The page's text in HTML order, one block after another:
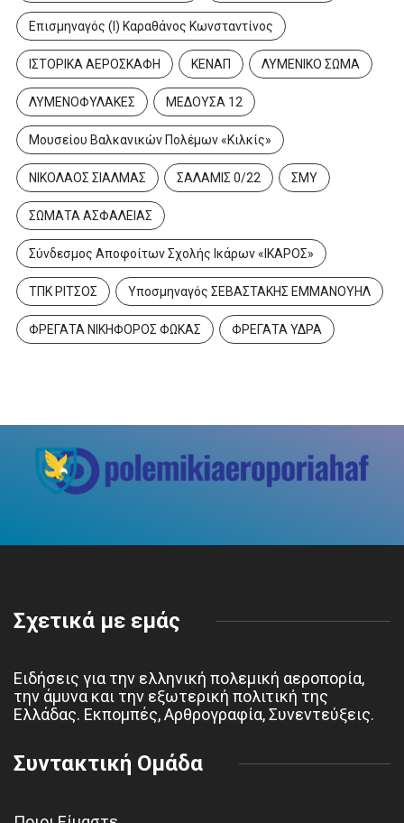
Επισμηναγός (Ι) Καραθάνος Κωνσταντίνος
ΙΣΤΟΡΙΚΑ ΑΕΡΟΣΚΑΦΗ ΚΕΝΑΠ ΛΥΜΕΝΙΚΟ ΣΩΜΑ
ΛΥΜΕΝΟΦΥΛΑΚΕΣ ΜΕΔΟΥΣΑ 12
Μουσείου Βαλκανικών Πολέμων «Κιλκίς»
ΝΙΚΟΛΑΟΣ ΣΙΑΛΜΑΣ ΣΑΛΑΜΙΣ 0/22 ΣΜΥ
ΣΩΜΑΤΑ ΑΣΦΑΛΕΙΑΣ
Σύνδεσμος Αποφοίτων Σχολής Ικάρων «ΙΚΑΡΟΣ»
ΤΠΚ ΡΙΤΣΟΣ Υποσμηναγός ΣΕΒΑΣΤΑΚΗΣ ΕΜΜΑΝΟΥΗΛ
ΦΡΕΓΑΤΑ ΝΙΚΗΦΟΡΟΣ ΦΩΚΑΣ ΦΡΕΓΑΤΑ ΥΔΡΑ
Σχετικά με εμάς
Ειδήσεις για την ελληνική πολεμική αεροπορία,
την άμυνα και την εξωτερική πολιτική της
Ελλάδας. Εκπομπές, Αρθρογραφία, Συνεντεύξεις.
Συντακτική Ομάδα